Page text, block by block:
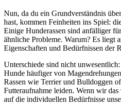
Nun, da du ein Grundverständnis
hast, kommen Feinheiten ins Spiel:
Einige Hunderassen sind anfälliger
ähnliche Probleme. Warum? Es liegt
Eigenschaften und Bedürfnissen der
Unterschiede sind nicht
Hunde häufiger von
Rassen wie Terrier und Bulldoggen
Futteraufnahme leiden. Wenn wir
auf die individuellen Bedürfnisse